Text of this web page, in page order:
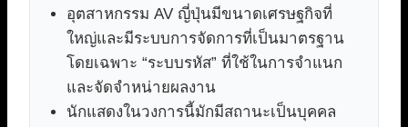
อุตสาหกรรม AV ญี่ปุ่นมีขนาดเศรษฐกิจที่
ใหญ่และมีระบบการจัดการที่เป็นมาตรฐาน
โดยเฉพาะ “ระบบรหัส” ที่ใช้ในการจำแนก
และจัดจำหน่ายผลงาน
นักแสดงในวงการนี้มักมีสถานะเป็นบุคคล